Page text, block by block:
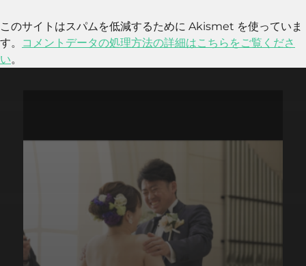
このサイトはスパムを低減するために Akismet を使っていま
す。
コメントデータの処理方法の詳細はこちらをご覧くださ
い。